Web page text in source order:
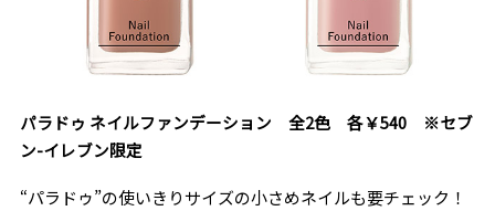
パラドゥ ネイルファンデーション 全2色 各￥540 ※セブ
ン-イレブン限定
“パラドゥ”の使いきりサイズの小さめネイルも要チェック！